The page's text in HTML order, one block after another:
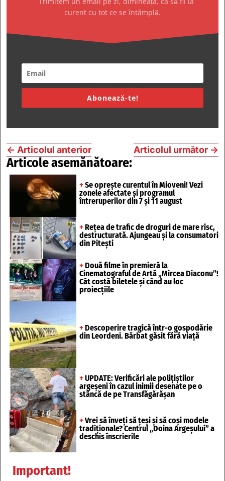
curent cu tot ce se întâmplă.
Abonează-te!
← Articolul anterior Articolul următor →
Articole asemănătoare:
+ Se oprește curentul în Mioveni! Vezi
zonele afectate și programul
întreruperilor din 7 și 11 august
+ Rețea de trafic de droguri de mare risc,
destructurată. Ajungeau și la consumatori
din Pitești
+ Două filme în premieră la
Cinematograful de Artă „Mircea Diaconu”!
Cât costă biletele și când au loc
proiecțiile
+ Descoperire tragică într-o gospodărie
din Leordeni. Bărbat găsit fără viață
+ UPDATE: Verificări ale polițiștilor
argeșeni în cazul inimii desenate pe o
stâncă de pe Transfăgărășan
+ Vrei să înveți să țeși și să coși modele
tradiționale? Centrul „Doina Argeșului” a
deschis înscrierile
Important!